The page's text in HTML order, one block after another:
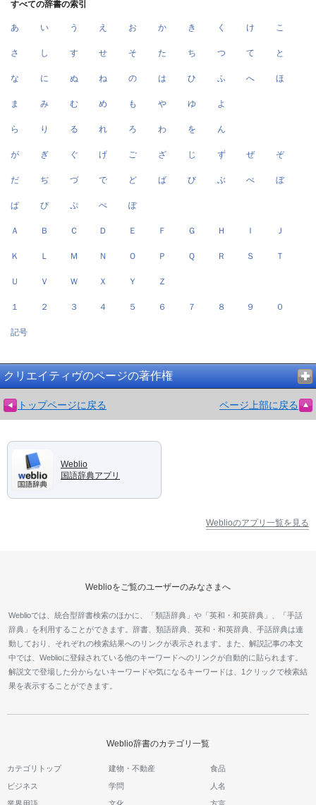
すべての辞書の索引
あ い う え お か き く け こ
さ し す せ そ た ち つ て と
な に ぬ ね の は ひ ふ へ ほ
ま み む め も や ゆ よ
ら り る れ ろ わ を ん
が ぎ ぐ げ ご ざ じ ず ぜ ぞ
だ ぢ づ で ど ば び ぶ べ ぼ
ぱ ぴ ぷ ぺ ぽ
Ａ Ｂ Ｃ Ｄ Ｅ Ｆ Ｇ Ｈ Ｉ Ｊ
Ｋ Ｌ Ｍ Ｎ Ｏ Ｐ Ｑ Ｒ Ｓ Ｔ
Ｕ Ｖ Ｗ Ｘ Ｙ Ｚ
１ ２ ３ ４ ５ ６ ７ ８ ９ ０
記号
クリエイティヴのページの著作権
トップページに戻る ページ上部に戻る
Weblio
国語辞典アプリ
Weblioのアプリ一覧を見る
Weblioをご覧のユーザーのみなさまへ
Weblioでは、統合型辞書検索のほかに、「類語辞典」や「英和・和英辞典」、「手話
辞典」を利用することができます。辞書、類語辞典、英和・和英辞典、手話辞典は連
動しており、それぞれの検索結果へのリンクが表示されます。また、解説記事の本文
中では、Weblioに登録されている他のキーワードへのリンクが自動的に貼られます。
解説文で登場した分からないキーワードや気になるキーワードは、1クリックで検索結
果を表示することができます。
Weblio辞書のカテゴリ一覧
カテゴリトップ 建物・不動産 食品
ビジネス 学問 人名